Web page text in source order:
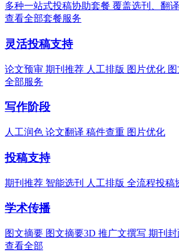
多种一站式投稿协助套餐 覆盖选刊、翻
查看全部套餐服务
灵活投稿支持
论文预审 期刊推荐 人工排版 图片优化
全部服务
写作阶段
人工润色 论文翻译 稿件查重 图片优化
投稿支持
期刊推荐 智能选刊 人工排版 全流程投稿
学术传播
图文摘要 图文摘要3D 推广文撰写 期刊封
查看全部